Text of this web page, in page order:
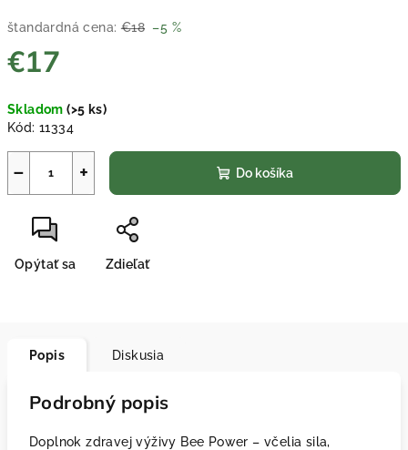
štandardná cena: €18 –5 %
€17
cena:
Skladom(>5 ks)
Kód: 11334
+
− Do košíka
Opýtať sa Zdieľať
Popis Diskusia
Podrobný popis
Doplnok zdravej výživy Bee Power – včelia sila,